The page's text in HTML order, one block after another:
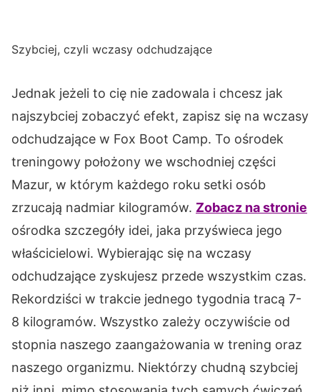
Szybciej, czyli wczasy odchudzające
Jednak jeżeli to cię nie zadowala i chcesz jak
najszybciej zobaczyć efekt, zapisz się na wczasy
odchudzające w Fox Boot Camp. To ośrodek
treningowy położony we wschodniej części
Mazur, w którym każdego roku setki osób
zrzucają nadmiar kilogramów. Zobacz na stronie
ośrodka szczegóły idei, jaka przyświeca jego
właścicielowi. Wybierając się na wczasy
odchudzające zyskujesz przede wszystkim czas.
Rekordziści w trakcie jednego tygodnia tracą 7-
8 kilogramów. Wszystko zależy oczywiście od
stopnia naszego zaangażowania w trening oraz
naszego organizmu. Niektórzy chudną szybciej